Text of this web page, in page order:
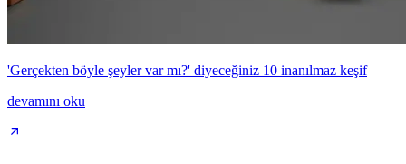
'Gerçekten böyle şeyler var mı?' diyeceğiniz 10 inanılmaz keşif
devamını oku